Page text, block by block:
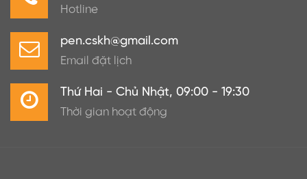
Hotline
pen.cskh@gmail.com
Email đặt lịch
Thứ Hai - Chủ Nhật, 09:00 - 19:30
Thời gian hoạt động